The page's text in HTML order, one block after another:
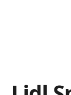
vergleichen